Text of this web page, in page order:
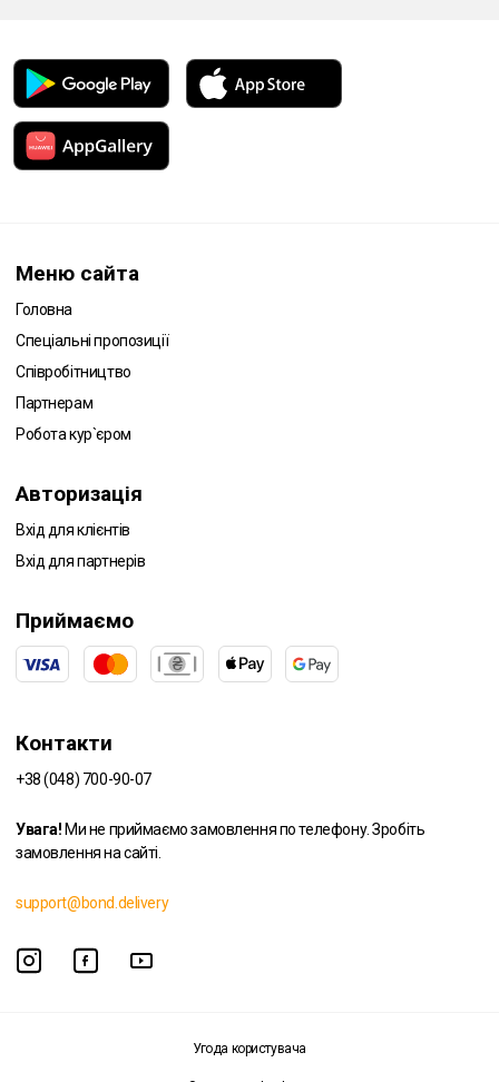
Меню сайта
Головна
Спеціальні пропозиції
Співробітництво
Партнерам
Робота кур`єром
Авторизація
Вхід для клієнтів
Вхід для партнерів
Приймаємо
Контакти
+38 (048) 700-90-07
Увага! Ми не приймаємо замовлення по телефону. Зробіть
замовлення на сайті.
support@bond.delivery
Угода користувача